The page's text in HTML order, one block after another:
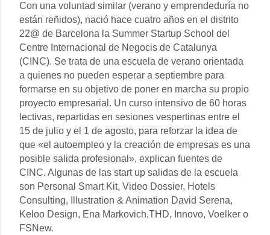
Con una voluntad similar (verano y emprendeduría no
están reñidos), nació hace cuatro años en el distrito
22@ de Barcelona la Summer Startup School del
Centre Internacional de Negocis de Catalunya
(CINC). Se trata de una escuela de verano orientada
a quienes no pueden esperar a septiembre para
formarse en su objetivo de poner en marcha su propio
proyecto empresarial. Un curso intensivo de 60 horas
lectivas, repartidas en sesiones vespertinas entre el
15 de julio y el 1 de agosto, para reforzar la idea de
que «el autoempleo y la creación de empresas es una
posible salida profesional», explican fuentes de
CINC. Algunas de las start up salidas de la escuela
son Personal Smart Kit, Video Dossier, Hotels
Consulting, Illustration & Animation David Serena,
Keloo Design, Ena Markovich,THD, Innovo, Voelker o
FSNew.